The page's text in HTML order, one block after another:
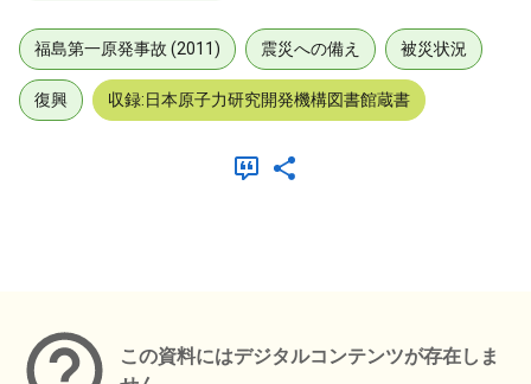
福島第一原発事故 (2011) 震災への備え 被災状況
復興 収録:日本原子力研究開発機構図書館蔵書
この資料にはデジタルコンテンツが存在しま